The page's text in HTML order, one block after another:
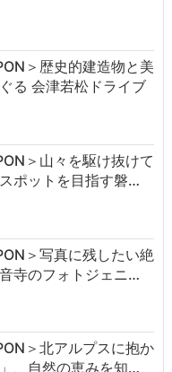
＞歴史的建造物と美
る 会津若松ドライブ
＞山々を駆け抜けて
ポットを目指す磐…
＞写真に残したい絶
寺のフォトジェニ…
＞北アルプスに抱か
、自然の恵みを知…